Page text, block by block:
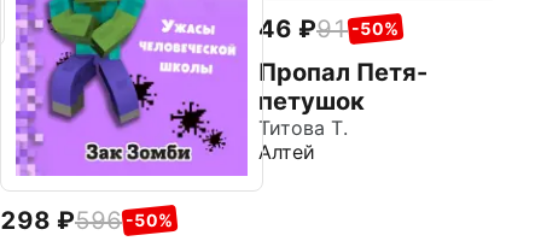
298 596 -50%
46 91 -50%
Пропал Петя-
петушок
Титова Т.
Алтей